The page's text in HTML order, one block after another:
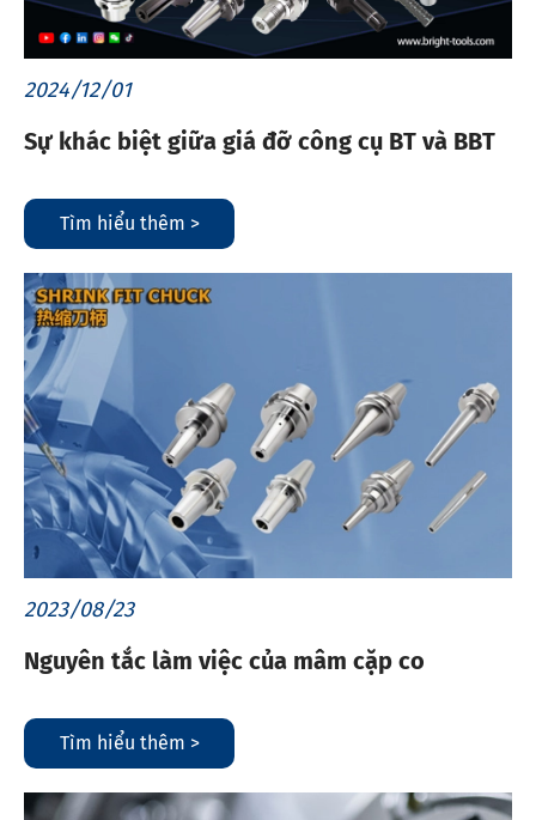
2024/12/01
Sự khác biệt giữa giá đỡ công cụ BT và BBT
Tìm hiểu thêm >
2023/08/23
Nguyên tắc làm việc của mâm cặp co
Tìm hiểu thêm >